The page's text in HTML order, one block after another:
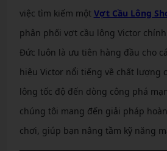
việc tìm kiếm một Vợt Cầu Lông
phân phối vợt cầu lông Victor
Đức luôn là ưu tiên hàng đầu cho
hiệu Victor nổi tiếng về chất lượng
lông tốc độ đến dòng công phá
chúng tôi mang đến giải pháp
chơi, giúp bạn nâng tầm kỹ năng